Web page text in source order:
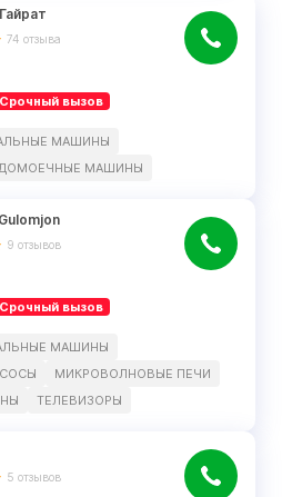
74 отзыва
Срочный вызов
МАШИНЫ
МАШИНЫ
9 отзывов
Срочный вызов
МАШИНЫ
МИКРОВОЛНОВЫЕ ПЕЧИ
ТЕЛЕВИЗОРЫ
5 отзывов